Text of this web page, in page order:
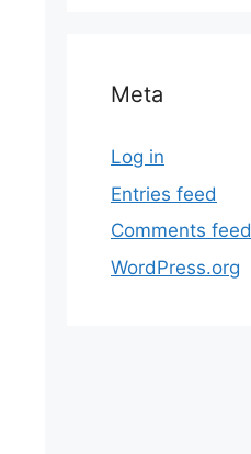
Meta
Log in
Entries feed
Comments feed
WordPress.org